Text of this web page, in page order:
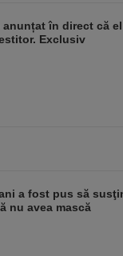
în direct că
Exclusiv
a fost pus să
nu avea mască